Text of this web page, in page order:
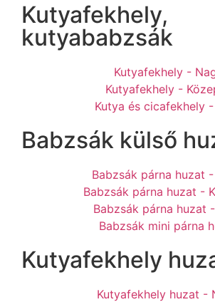
Kutyafekhely,
kutyababzsák
Kutyafekhely -
Kutyafekhely -
Kutya és cicafekhely
Babzsák külső
Babzsák párna huzat
Babzsák párna huzat -
Babzsák párna huzat
Babzsák mini párna
Kutyafekhely
Kutyafekhely huzat -